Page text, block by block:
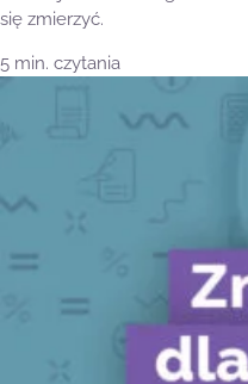
się zmierzyć.
5 min. czytania